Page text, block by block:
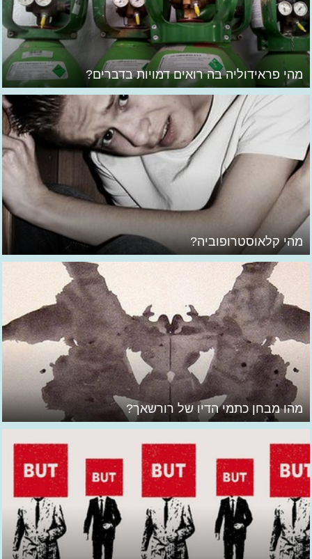
מהי פראידוליה בה רואים דמויות בדברים?
מהי קלאוסטרופוביה?
מהו מבחן כתמי הדיו של רורשאך?